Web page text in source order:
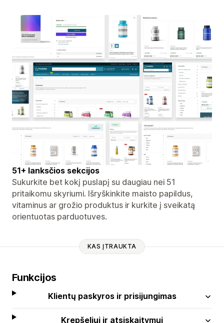
51+ lanksčios sekcijos
Sukurkite bet kokį puslapį su daugiau nei 51
pritaikomu skyriumi. Išryškinkite maisto papildus,
vitaminus ar grožio produktus ir kurkite į sveikatą
orientuotas parduotuves.
KAS ĮTRAUKTA
Funkcijos
Klientų paskyros ir prisijungimas
Krepšeliui ir atsiskaitymui